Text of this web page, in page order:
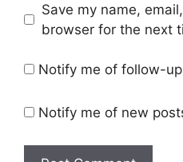
Save my name,
browser for the next
Notify me of follow-
Notify me of new